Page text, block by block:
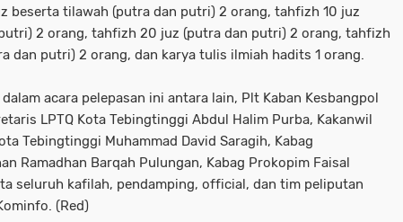
beserta tilawah (putra dan putri) 2 orang, tahfizh 10 juz
2 orang, tahfizh 20 juz (putra dan putri) 2 orang, tahfizh
dan putri) 2 orang, dan karya tulis ilmiah hadits 1 orang.
acara pelepasan ini antara lain, Plt Kaban Kesbangpol
LPTQ Kota Tebingtinggi Abdul Halim Purba, Kakanwil
Tebingtinggi Muhammad David Saragih, Kabag
Ramadhan Barqah Pulungan, Kabag Prokopim Faisal
seluruh kafilah, pendamping, official, dan tim peliputan
(Red)